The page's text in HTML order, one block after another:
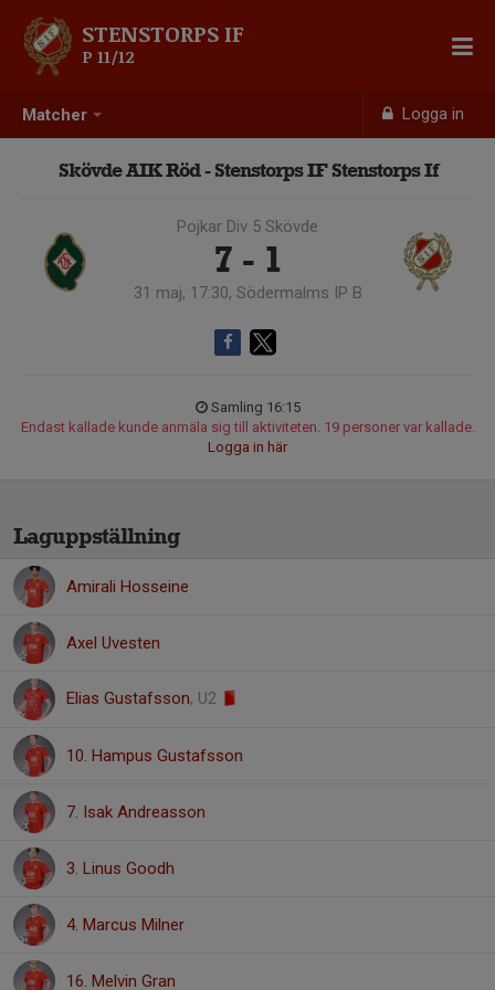
Matcher Logga in
STENSTORPS IF
P 11/12
Skövde AIK Röd - Stenstorps IF Stenstorps If
Pojkar Div 5 Skövde
7 - 1
31 maj, 17:30, Södermalms IP B
Samling 16:15
Endast kallade kunde anmäla sig till aktiviteten. 19 personer var kallade.
Logga in här
Laguppställning
Amirali Hosseine
Axel Uvesten
Elias Gustafsson, U2
10. Hampus Gustafsson
7. Isak Andreasson
3. Linus Goodh
4. Marcus Milner
16. Melvin Gran